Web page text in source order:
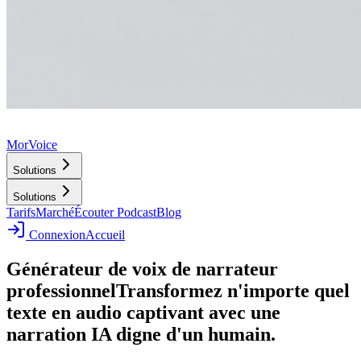
MorVoice
Solutions
Solutions
TarifsMarchéÉcouter PodcastBlog
ConnexionAccueil
Générateur de voix de narrateur
professionnelTransformez n'importe quel
texte en audio captivant avec une
narration IA digne d'un humain.